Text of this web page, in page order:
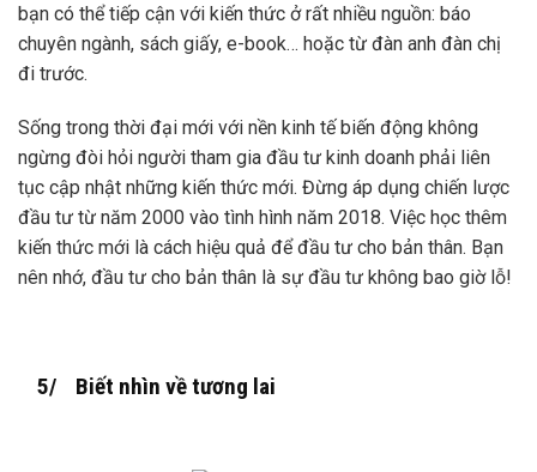
bạn có thể tiếp cận với kiến thức ở rất nhiều nguồn: báo
chuyên ngành, sách giấy, e-book… hoặc từ đàn anh đàn chị
đi trước.
Sống trong thời đại mới với nền kinh tế biến động không
ngừng đòi hỏi người tham gia đầu tư kinh doanh phải liên
tục cập nhật những kiến thức mới. Đừng áp dụng chiến lược
đầu tư từ năm 2000 vào tình hình năm 2018. Việc học thêm
kiến thức mới là cách hiệu quả để đầu tư cho bản thân. Bạn
nên nhớ, đầu tư cho bản thân là sự đầu tư không bao giờ lỗ!
5/ Biết nhìn về tương lai